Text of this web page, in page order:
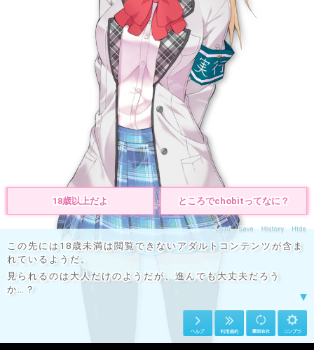
18歳以上だよ ところでchobitってなに？
この先には18歳未満は閲覧できないアダルトコンテンツが含ま
れているようだ。
見られるのは大人だけのようだが、進んでも大丈夫だろう
か…？
DLチャンネル
即売会取り置きサイト
トリオキニ
© chobit / EISYS Inc.